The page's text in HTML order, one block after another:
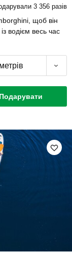
3 356 разів
щоб він
водієм весь час
Подарувати